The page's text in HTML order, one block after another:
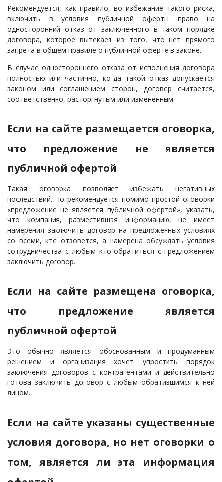
Рекомендуется, как правило, во избежание такого риска,
включить в условия публичной оферты право на
односторонний отказ от заключенного в таком порядке
договора, которое вытекает из того, что нет прямого
запрета в общем правиле о публичной оферте в законе.
В случае одностороннего отказа от исполнения договора
полностью или частично, когда такой отказ допускается
законом или соглашением сторон, договор считается,
соответственно, расторгнутым или измененным.
Если на сайте размещается оговорка,
что предложение не является
публичной офертой
Такая оговорка позволяет избежать негативных
последствий. Но рекомендуется помимо простой оговорки
«предложение не является публичной офертой», указать,
что компания, разместившая информацию, не имеет
намерения заключить договор на предложенных условиях
со всеми, кто отзовется, а намерена обсуждать условия
сотрудничества с любым кто обратиться с предложением
заключить договор.
Если на сайте размещена оговорка,
что предложение является
публичной офертой
Это обычно является обоснованным и продуманным
решением и организация хочет упростить порядок
заключения договоров с контрагентами и действительно
готова заключить договор с любым обратившимся к ней
лицом.
Если на сайте указаны существенные
условия договора, но нет оговорки о
том, является ли эта информация